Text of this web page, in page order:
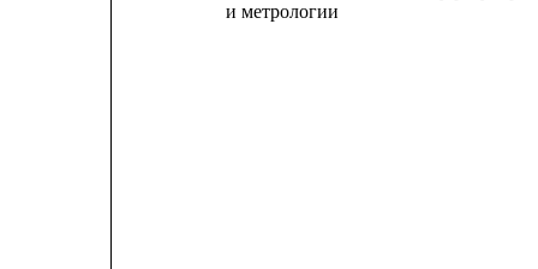
и метрологии